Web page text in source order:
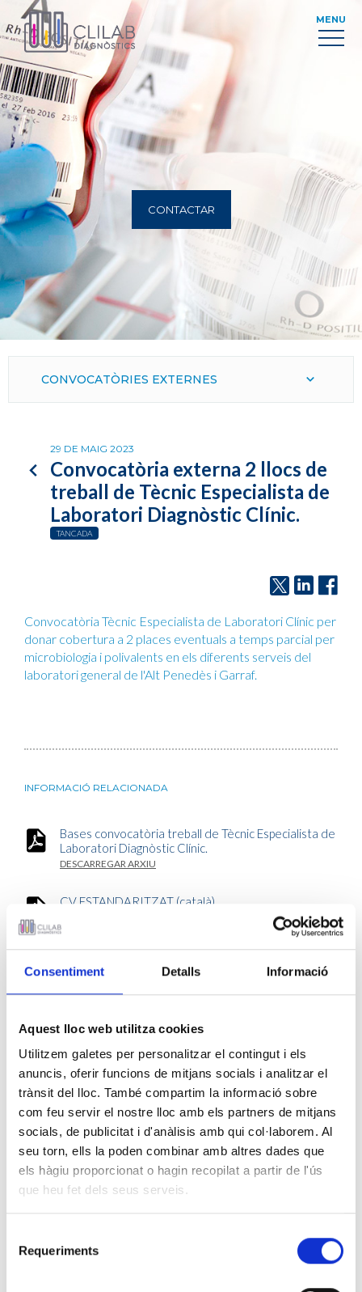
Consentiment Detalls Informació
Aquest lloc web utilitza cookies
Utilitzem galetes per personalitzar el contingut i els
anuncis, oferir funcions de mitjans socials i analitzar el
trànsit del lloc. També compartim la informació sobre
com feu servir el nostre lloc amb els partners de mitjans
socials, de publicitat i d'anàlisis amb qui col·laborem. Al
seu torn, ells la poden combinar amb altres dades que
els hàgiu proporcionat o hagin recopilat a partir de l'ús
que heu fet dels seus serveis.
Requeriments
MENU
CONTACTAR
29 DE MAIG 2023
Convocatòria externa 2 llocs de
treball de Tècnic Especialista de
Laboratori Diagnòstic Clínic.
TANCADA
Convocatòria Tècnic Especialista de Laboratori Clínic per
donar cobertura a 2 places eventuals a temps parcial per
microbiologia i polivalents en els diferents serveis del
laboratori general de l'Alt Penedès i Garraf.
INFORMACIÓ RELACIONADA
Bases convocatòria treball de Tècnic Especialista de
Laboratori Diagnòstic Clínic.
DESCARREGAR ARXIU
CV ESTANDARITZAT (català)
CV ESTANDARITZAT (castellà)
DESCARREGAR ARXIU
DESCARREGAR ARXIU
SOL·LICITUD D'ACCÉS (castellà)
DESCARREGAR ARXIU
FASES
FASE I ADMESOS CONVOCATÒRIA EXTERNA 2 LLOCS DE
TREBALL DE TÈCNIC ESPECIALISTA DE LABORATORI
DESCARREGAR ARXIU
CONVOCATÒRIES EXTERNES